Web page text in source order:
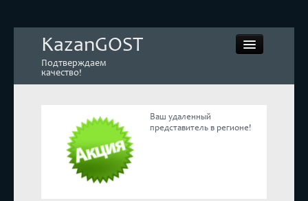
KazanGOST
Подтверждаем
качество!
Контрольная закупка
Дегустации. Экспертиза
Ваш удаленный
представитель в регионе!